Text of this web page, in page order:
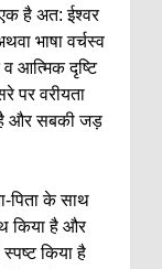
एक है अत: ईश्वर
भाषा वर्चस्व
आत्मिक दृष्टि
पर वरीयता
है और सबकी जड़
पिता के साथ
किया है और
किया है